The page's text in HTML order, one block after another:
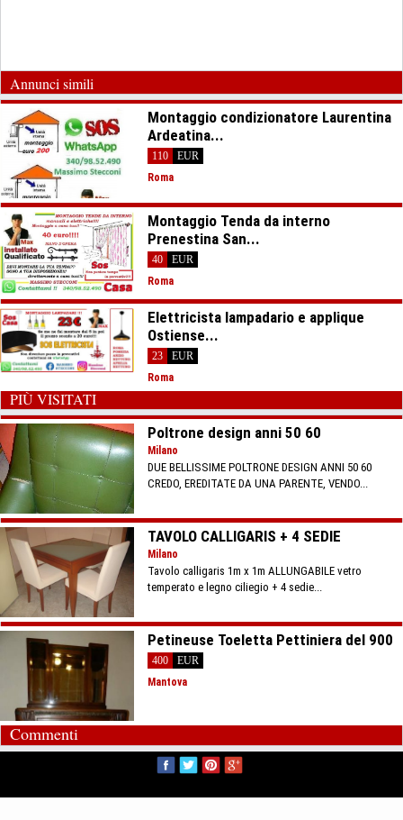
Annunci simili
Montaggio condizionatore Laurentina
Ardeatina...
110
EUR
Roma
Montaggio Tenda da interno
Prenestina San...
40
EUR
Roma
Elettricista lampadario e applique
Ostiense...
23
EUR
Roma
PIÙ VISITATI
Poltrone design anni 50 60
Milano
DUE BELLISSIME POLTRONE DESIGN ANNI 50 60
CREDO, EREDITATE DA UNA PARENTE, VENDO...
TAVOLO CALLIGARIS + 4 SEDIE
Milano
Tavolo calligaris 1m x 1m ALLUNGABILE vetro
temperato e legno ciliegio + 4 sedie...
Petineuse Toeletta Pettiniera del 900
400
EUR
Mantova
Commenti